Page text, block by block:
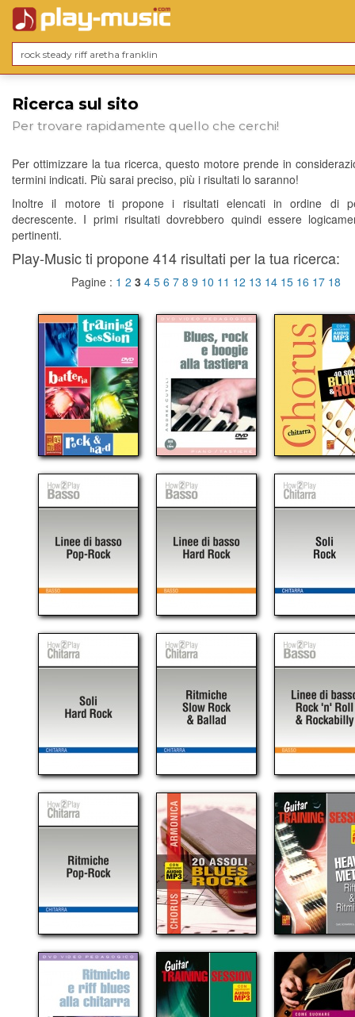
Ricerca sul sito
Per trovare rapidamente quello che cerchi!
Per ottimizzare la tua ricerca, questo motore prende in
termini indicati. Più sarai preciso, più i risultati lo saranno!
Inoltre il motore ti propone i risultati elencati in ordine di
decrescente. I primi risultati dovrebbero quindi essere
pertinenti.
Play-Music ti propone 414 risultati per la tua ricerca:
Pagine : 1 2 3 4 5 6 7 8 9 10 11 12 13 14 15 16 17 18